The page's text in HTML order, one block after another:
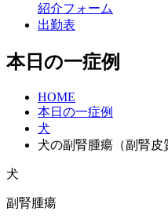
紹介フォーム
出勤表
本日の一症例
HOME
本日の一症例
犬
犬の副腎腫瘍（副腎皮
犬
副腎腫瘍